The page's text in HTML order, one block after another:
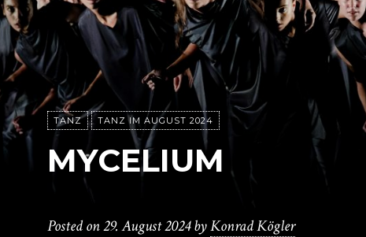
TANZ TANZ IM AUGUST 2024
MYCELIUM
Posted on29. August 2024byKonrad Kögler